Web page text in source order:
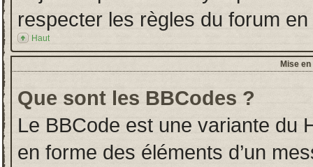
respecter les règles du forum
Haut
Mise
Que sont les BBCodes ?
Le BBCode est une variante du
en forme des éléments d’un